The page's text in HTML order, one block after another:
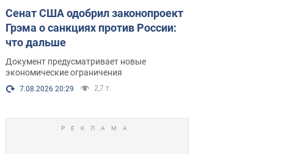
Сенат США одобрил законопроект
Грэма о санкциях против России:
что дальше
Документ предусматривает новые
экономические ограничения
7.08.2026 20:29 2,7 т.